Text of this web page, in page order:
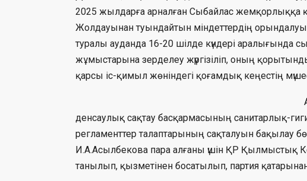
2025 жылдарға арналған Сыбайлас жемқорлыққа
Жолдауынан туындайтын міндеттердің
туралы ауданда 16-20 шілде күндері аралығында
жұмыстарына зерделеу жүргізіліп, оның
қарсы іс-қимыл жөніндегі қоғамдық кеңестің
денсаулық сақтау басқармасының санитарлық-
регламенттер талаптарының сақталуын бақылау
И.А.Асылбекова пара алғаны үшін ҚР Қылмыстық
танылып, қызметінен босатылып, партия